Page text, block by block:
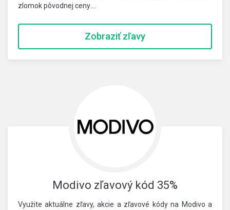
zlomok pôvodnej ceny.…
Zobraziť zľavy
Modivo zľavový kód 35%
Využite aktuálne zľavy, akcie a zľavové kódy na Modivo a